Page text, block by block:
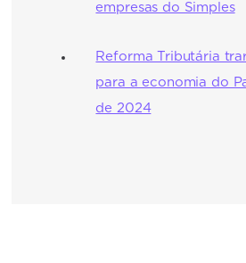
empresas do Simples
Reforma Tributária
para a economia do
de 2024